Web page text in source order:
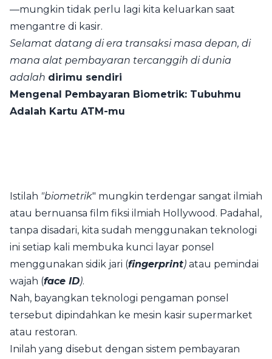
—mungkin tidak perlu lagi kita keluarkan saat
mengantre di kasir.
Selamat datang di era transaksi masa depan, di
mana alat pembayaran tercanggih di dunia
adalah dirimu sendiri
Mengenal Pembayaran Biometrik: Tubuhmu
Adalah Kartu ATM-mu
Istilah "biometrik" mungkin terdengar sangat ilmiah
atau bernuansa film fiksi ilmiah Hollywood. Padahal,
tanpa disadari, kita sudah menggunakan teknologi
ini setiap kali membuka kunci layar ponsel
menggunakan sidik jari (fingerprint) atau pemindai
wajah (face ID).
Nah, bayangkan teknologi pengaman ponsel
tersebut dipindahkan ke mesin kasir supermarket
atau restoran.
Inilah yang disebut dengan sistem pembayaran